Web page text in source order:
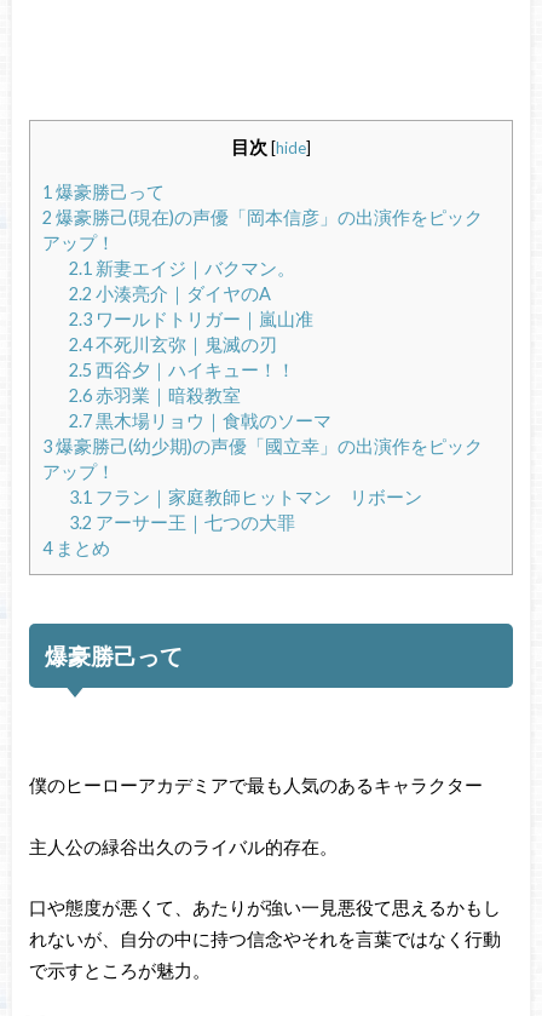
目次 [hide]
1爆豪勝己って
2 爆豪勝己(現在)の声優「岡本信彦」の出演作をピック
アップ！
2.1新妻エイジ｜バクマン。
2.2 小湊亮介｜ダイヤのA
2.3ワールドトリガー｜嵐山准
2.4不死川玄弥｜鬼滅の刃
2.5 西谷夕｜ハイキュー！！
2.6赤羽業｜暗殺教室
2.7黒木場リョウ｜食戟のソーマ
3爆豪勝己(幼少期)の声優「國立幸」の出演作をピック
アップ！
3.1フラン｜家庭教師ヒットマン リボーン
3.2 アーサー王｜七つの大罪
4まとめ
爆豪勝己って
僕のヒーローアカデミアで最も人気のあるキャラクター
主人公の緑谷出久のライバル的存在。
口や態度が悪くて、あたりが強い一見悪役て思えるかもし
れないが、自分の中に持つ信念やそれを言葉ではなく行動
で示すところが魅力。